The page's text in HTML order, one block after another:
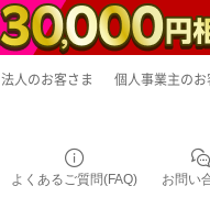
法人のお客さま 個人事業主のお
よくあるご質問(FAQ) お問い